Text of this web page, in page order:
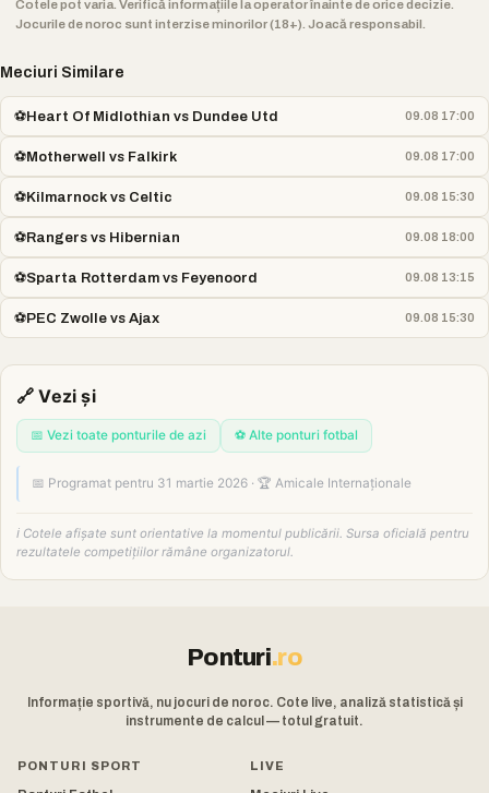
Cotele pot varia. Verifică informațiile la operator înainte de orice decizie.
Jocurile de noroc sunt interzise minorilor (18+). Joacă responsabil.
Meciuri Similare
⚽Heart Of Midlothian vs Dundee Utd 09.08 17:00
⚽Motherwell vs Falkirk 09.08 17:00
⚽Kilmarnock vs Celtic 09.08 15:30
⚽Rangers vs Hibernian 09.08 18:00
⚽Sparta Rotterdam vs Feyenoord 09.08 13:15
⚽PEC Zwolle vs Ajax 09.08 15:30
🔗 Vezi și
📅 Vezi toate ponturile de azi ⚽ Alte ponturi fotbal
📅 Programat pentru 31 martie 2026 · 🏆 Amicale Internaționale
ℹ️ Cotele afișate sunt orientative la momentul publicării. Sursa oficială pentru
rezultatele competițiilor rămâne organizatorul.
Ponturi.ro
Informație sportivă, nu jocuri de noroc. Cote live, analiză statistică și
instrumente de calcul — totul gratuit.
PONTURI SPORT LIVE